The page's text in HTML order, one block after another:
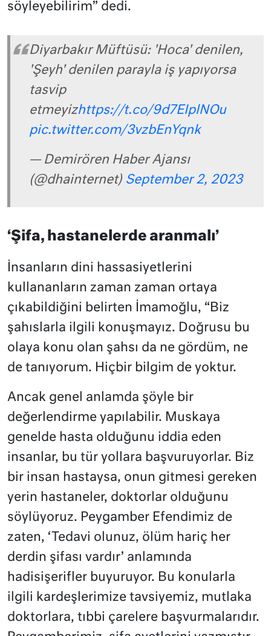
söyleyebilirim” dedi.
Diyarbakır Müftüsü: 'Hoca' denilen,
'Şeyh' denilen parayla iş yapıyorsa
tasvip
etmeyizhttps://t.co/9d7EIplNOu
pic.twitter.com/3vzbEnYqnk
— Demirören Haber Ajansı
(@dhainternet) September 2, 2023
‘Şifa, hastanelerde aranmalı’
İnsanların dini hassasiyetlerini
kullananların zaman zaman ortaya
çıkabildiğini belirten İmamoğlu, “Biz
şahıslarla ilgili konuşmayız. Doğrusu bu
olaya konu olan şahsı da ne gördüm, ne
de tanıyorum. Hiçbir bilgim de yoktur.
Ancak genel anlamda şöyle bir
değerlendirme yapılabilir. Muskaya
genelde hasta olduğunu iddia eden
insanlar, bu tür yollara başvuruyorlar. Biz
bir insan hastaysa, onun gitmesi gereken
yerin hastaneler, doktorlar olduğunu
söylüyoruz. Peygamber Efendimiz de
zaten, ‘Tedavi olunuz, ölüm hariç her
derdin şifası vardır’ anlamında
hadisişerifler buyuruyor. Bu konularla
ilgili kardeşlerimize tavsiyemiz, mutlaka
doktorlara, tıbbi çarelere başvurmalarıdır.